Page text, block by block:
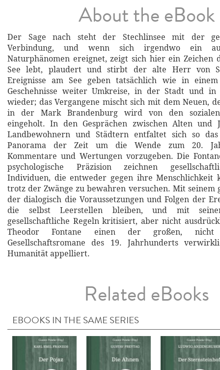
About the eBook
Der Sage nach steht der Stechlinsee mit der
Verbindung, und wenn sich irgendwo ein
Naturphänomen ereignet, zeigt sich hier ein Zeichen
See lebt, plaudert und stirbt der alte Herr von
Ereignisse am See geben tatsächlich wie in
Geschehnisse weiter Umkreise, in der Stadt und in
wieder; das Vergangene mischt sich mit dem Neuen,
in der Mark Brandenburg wird von den sozialen
eingeholt. In den Gesprächen zwischen Alten und
Landbewohnern und Städtern entfaltet sich so das
Panorama der Zeit um die Wende zum 20.
Kommentare und Wertungen vorzugeben. Die
psychologische Präzision zeichnen
Individuen, die entweder gegen ihre Menschlichkeit
trotz der Zwänge zu bewahren versuchen. Mit seinem
der dialogisch die Voraussetzungen und Folgen der
die selbst Leerstellen bleiben, und mit
gesellschaftliche Regeln kritisiert, aber nicht
Theodor Fontane einen der großen, nicht
Gesellschaftsromane des 19. Jahrhunderts
Humanität appelliert.
Related eBooks
EBOOKS IN THE SAME SERIES